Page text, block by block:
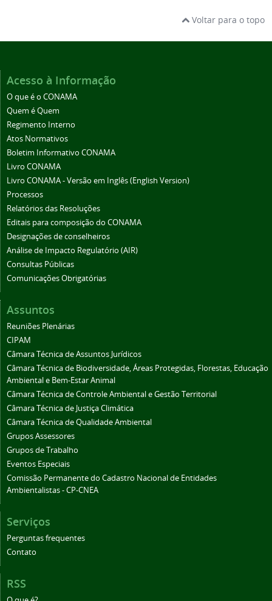
Voltar para o topo
Acesso à Informação
O que é o CONAMA
Quem é Quem
Regimento Interno
Atos Normativos
Boletim Informativo CONAMA
Livro CONAMA
Livro CONAMA - Versão em Inglês (English Version)
Processos
Relatórios das Resoluções
Editais para composição do CONAMA
Designações de conselheiros
Análise de Impacto Regulatório (AIR)
Consultas Públicas
Comunicações Obrigatórias
Assuntos
Reuniões Plenárias
CIPAM
Câmara Técnica de Assuntos Jurídicos
Câmara Técnica de Biodiversidade, Áreas Protegidas, Florestas, Educação
Ambiental e Bem-Estar Animal
Câmara Técnica de Controle Ambiental e Gestão Territorial
Câmara Técnica de Justiça Climática
Câmara Técnica de Qualidade Ambiental
Grupos Assessores
Grupos de Trabalho
Eventos Especiais
Comissão Permanente do Cadastro Nacional de Entidades
Ambientalistas - CP-CNEA
Serviços
Perguntas frequentes
Contato
RSS